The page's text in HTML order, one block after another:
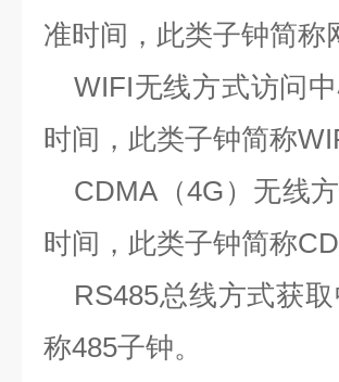
准时间，此类子钟简称
WIFI无线方式访问
时间，此类子钟简称
CDMA （4G ）无线
时间，此类子钟简称
RS485总线方式获
称485子钟。